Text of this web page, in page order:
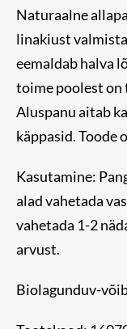
Naturaalne
linakiust
eemaldab halva
toime poolest on
Aluspanu aitab
käppasid. Toode
Kasutamine:
alad vahetada
vahetada 1-2
arvust.
Biolagunduv-